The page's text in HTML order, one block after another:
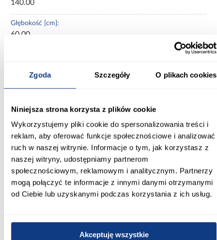
Zgoda Szczegóły O plikach cookies
Niniejsza strona korzysta z plików cookie
Wykorzystujemy pliki cookie do spersonalizowania treści i
reklam, aby oferować funkcje społecznościowe i analizować
ruch w naszej witrynie. Informacje o tym, jak korzystasz z
naszej witryny, udostępniamy partnerom
społecznościowym, reklamowym i analitycznym. Partnerzy
mogą połączyć te informacje z innymi danymi otrzymanymi
od Ciebie lub uzyskanymi podczas korzystania z ich usług.
Akceptuję wszystkie
140.00
Głębokość [cm]:
60.00
Kolor frontów:
czarny
Wybarwienie:
jasne drewnopodobne
Lustro:
bez lustra
2-drzwiowa